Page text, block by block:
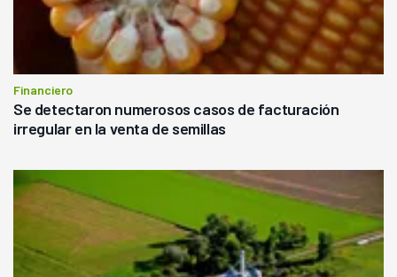
Financiero
Se detectaron numerosos casos de facturación
irregular en la venta de semillas